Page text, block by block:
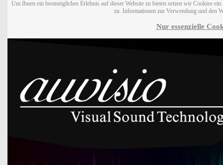
Um Ihnen ein bestmögliches Erlebnis auf dieser Website zu bieten setzen wir Cookies
zu. Informationen zur Verwendung und den
Nur essenzielle